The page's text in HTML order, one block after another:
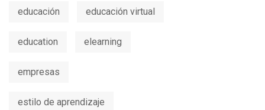
educación educación virtual
education elearning
empresas
estilo de aprendizaje